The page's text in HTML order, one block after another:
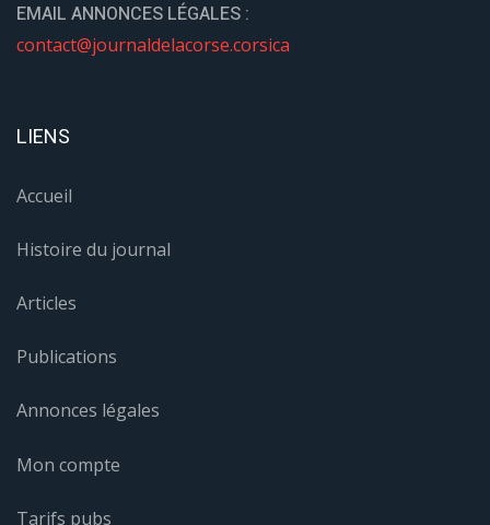
EMAIL ANNONCES LÉGALES :
contact@journaldelacorse.corsica
LIENS
Accueil
Histoire du journal
Articles
Publications
Annonces légales
Mon compte
Tarifs pubs